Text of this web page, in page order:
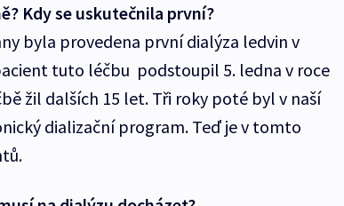
Kdy se uskutečnila první?
byla provedena první dialýza ledvin v
tuto léčbu podstoupil 5. ledna v roce
žil dalších 15 let. Tři roky poté byl v naší
dializační program. Teď je v tomto